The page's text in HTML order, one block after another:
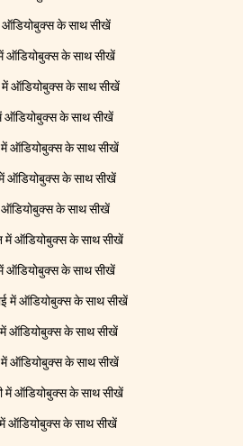
ऑडियोबुक्स के साथ सीखें
ऑडियोबुक्स के साथ सीखें
में ऑडियोबुक्स के साथ सीखें
ऑडियोबुक्स के साथ सीखें
में ऑडियोबुक्स के साथ सीखें
ऑडियोबुक्स के साथ सीखें
के साथ सीखें
में ऑडियोबुक्स के साथ सीखें
ऑडियोबुक्स के साथ सीखें
में ऑडियोबुक्स के साथ सीखें
ऑडियोबुक्स के साथ सीखें
में ऑडियोबुक्स के साथ सीखें
में ऑडियोबुक्स के साथ सीखें
ऑडियोबुक्स के साथ सीखें